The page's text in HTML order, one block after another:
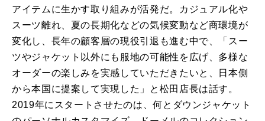
アイテムに生かす取り組みが活発だ。カジュアル化や
スーツ離れ、夏の長期化などの気候変動など商環境が
変化し、長年の顧客層の現役引退も進む中で、「スー
ツやジャケット以外にも服地の可能性を広げ、多様な
オーダーの楽しみを実感していただきたいと、日本側
から本国に提案して実現した」と松田店長は話す。
2019年にスタートさせたのは、何とダウンジャケット